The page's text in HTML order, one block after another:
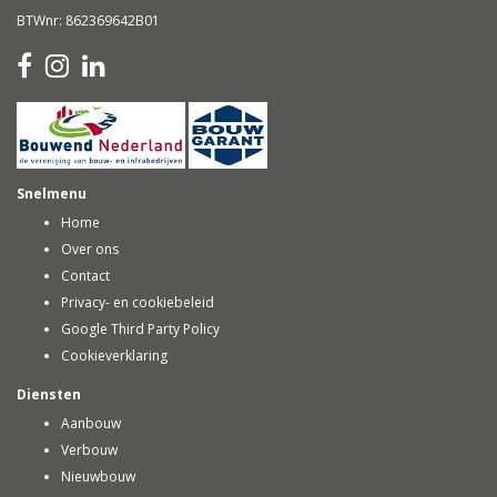
BTWnr: 862369642B01
Snelmenu
Home
Over ons
Contact
Privacy- en cookiebeleid
Google Third Party Policy
Cookieverklaring
Diensten
Aanbouw
Verbouw
Nieuwbouw